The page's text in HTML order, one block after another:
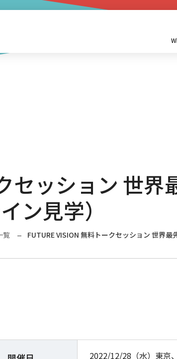
セッション 世界
ン見学）
覧 FUTURE VISION 無料トークセッション 世界
2022/12/28（水）東京